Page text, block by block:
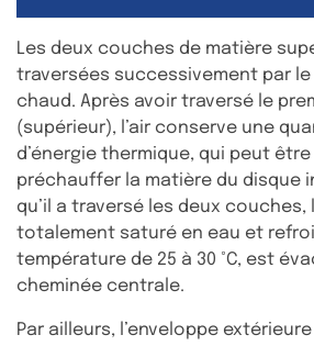
Les deux couches de matière
traversées successivement par le
chaud. Après avoir traversé le
(supérieur), l’air conserve une
d’énergie thermique, qui peut
préchauffer la matière du disque
qu’il a traversé les deux couches,
totalement saturé en eau et
température de 25 à 30 °C, est
cheminée centrale.
Par ailleurs, l’enveloppe